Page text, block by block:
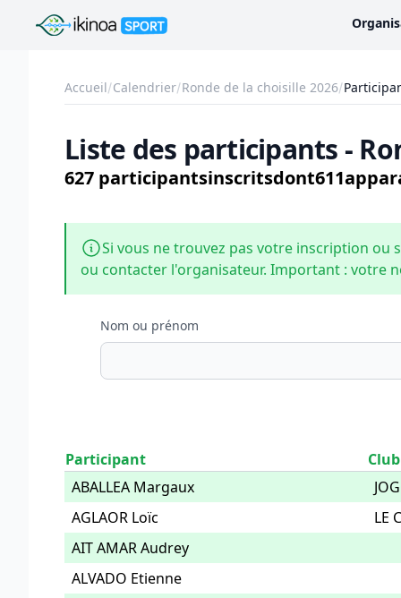
Ikinoa Sport
Accueil Calendrier Ronde de la choisille 2026
Liste des participants -
627 participantsinscritsdont611
Si vous ne trouvez pas votre inscription ou
ou contacter l'organisateur. Important : votre
Nom ou prénom
Participant Club
ABALLEA Margaux
AGLAOR Loïc
LE
AIT AMAR Audrey
ALVADO Etienne